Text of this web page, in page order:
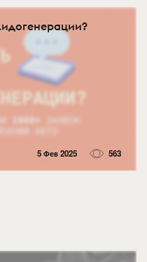
5 Фев 2025 563